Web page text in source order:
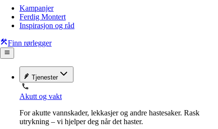
Kampanjer
Ferdig Montert
Inspirasjon og råd
Finn rørlegger
Tjenester
Akutt og vakt
For akutte vannskader, lekkasjer og andre hastesaker. Rask
utrykning – vi hjelper deg når det haster.